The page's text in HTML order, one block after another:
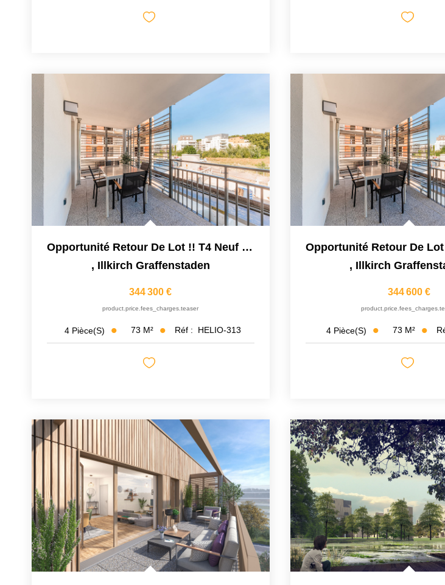
Opportunité Retour De Lot !! T4 Neuf Livrable De Suite -...
, Illkirch Graffenstaden
344 300 €
product.price.fees_charges.teaser
4 Pièce(s) 73 M² Réf : HELIO-313
, Illkirch
344 600 €
4 Pièce(s) 73 M²